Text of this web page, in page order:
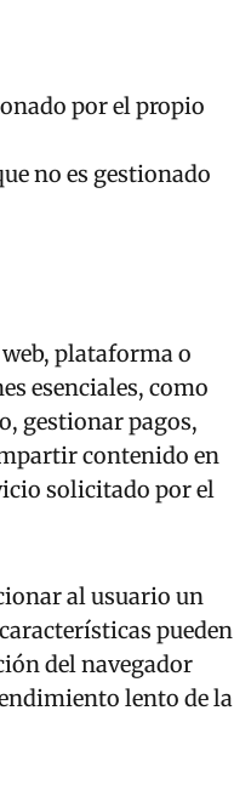
por el propio
no es gestionado
plataforma o
esenciales, como
gestionar pagos,
contenido en
solicitado por el
al usuario un
pueden
del navegador
lento de la